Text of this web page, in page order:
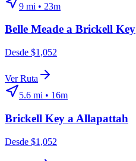
9 mi • 23m
Belle Meade a Brickell Key
Desde $1,052
Ver Ruta
5.6 mi • 16m
Brickell Key a Allapattah
Desde $1,052